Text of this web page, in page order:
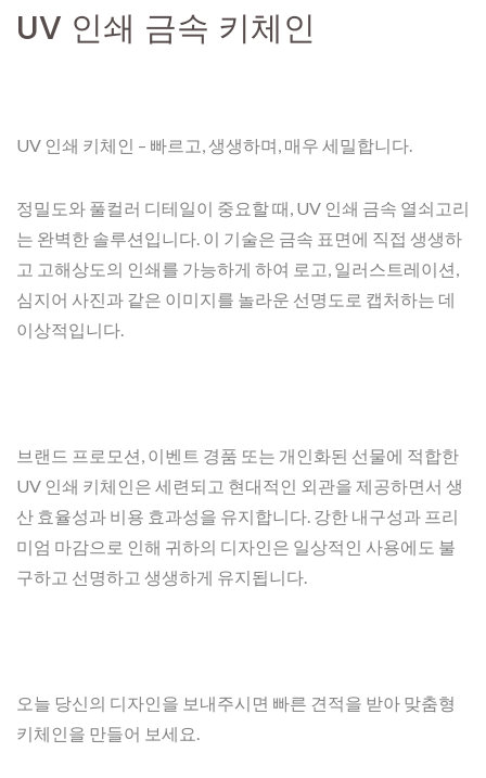
UV 인쇄 금속 키체인
UV 인쇄 키체인 – 빠르고, 생생하며, 매우 세밀합니다.
정밀도와 풀컬러 디테일이 중요할 때, UV 인쇄 금속 열쇠고리
는 완벽한 솔루션입니다. 이 기술은 금속 표면에 직접 생생하
고 고해상도의 인쇄를 가능하게 하여 로고, 일러스트레이션,
심지어 사진과 같은 이미지를 놀라운 선명도로 캡처하는 데
이상적입니다.
브랜드 프로모션, 이벤트 경품 또는 개인화된 선물에 적합한
UV 인쇄 키체인은 세련되고 현대적인 외관을 제공하면서 생
산 효율성과 비용 효과성을 유지합니다. 강한 내구성과 프리
미엄 마감으로 인해 귀하의 디자인은 일상적인 사용에도 불
구하고 선명하고 생생하게 유지됩니다.
오늘 당신의 디자인을 보내주시면 빠른 견적을 받아 맞춤형
키체인을 만들어 보세요.